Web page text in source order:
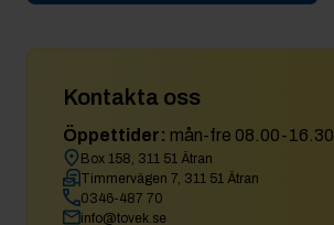
Kontakta oss
Öppettider: mån-fre 08.00-16.30
Box 158, 311 51 Ätran
Timmervägen 7, 311 51 Ätran
0346-487 70
info@tovek.se